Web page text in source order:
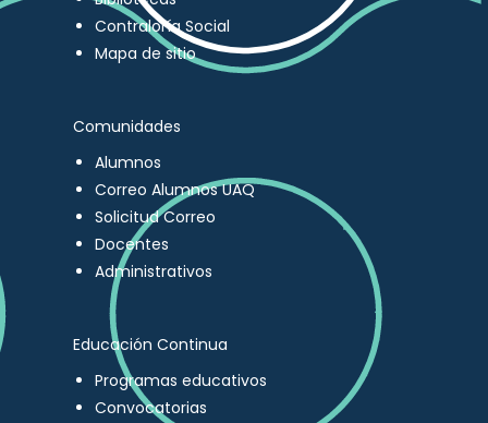
Contraloría Social
Mapa de sitio
Comunidades
Alumnos
Correo Alumnos UAQ
Solicitud Correo
Docentes
Administrativos
Educación Continua
Programas educativos
Convocatorias